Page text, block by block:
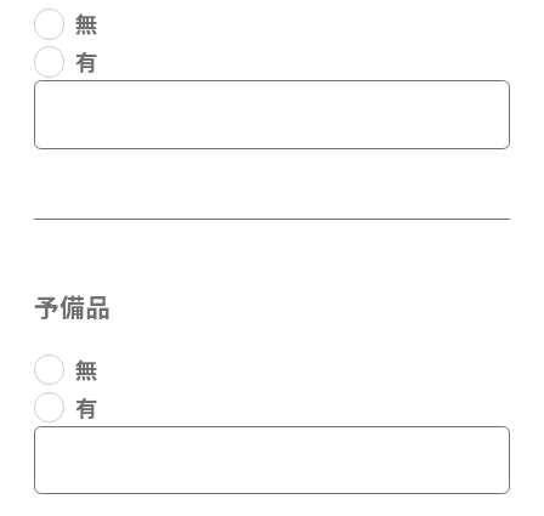
無
有
予備品
無
有